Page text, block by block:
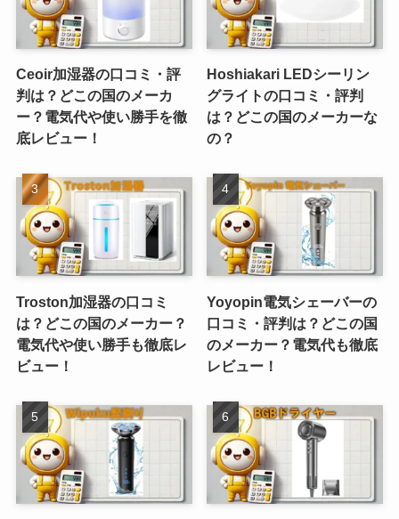
Ceoir加湿器の口コミ・評
判は？どこの国のメーカ
ー？電気代や使い勝手を徹
底レビュー！
Hoshiakari LEDシーリン
グライトの口コミ・評判
は？どこの国のメーカーな
の？
Troston加湿器の口コミ
は？どこの国のメーカー？
電気代や使い勝手も徹底レ
ビュー！
Yoyopin電気シェーバーの
口コミ・評判は？どこの国
のメーカー？電気代も徹底
レビュー！